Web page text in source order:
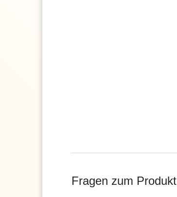
Fragen zum Produkt